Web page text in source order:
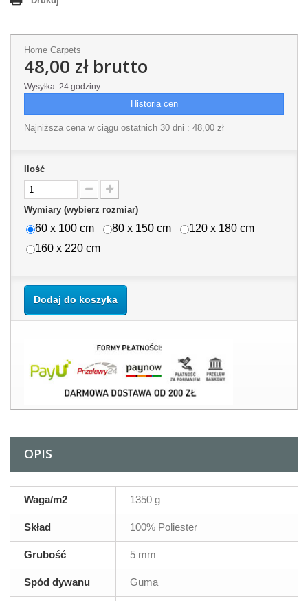
Home Carpets
48,00 złbrutto
Wysyłka: 24 godziny
Historia cen
Najniższa cena w ciągu ostatnich 30 dni : 48,00 zł
Ilość
Wymiary (wybierz rozmiar)
60 x 100 cm 80 x 150 cm
120 x 180 cm
160 x 220 cm
Dodaj do koszyka
OPIS
Waga/m2 1350 g
Skład 100% Poliester
Grubość 5 mm
Spód dywanu Guma